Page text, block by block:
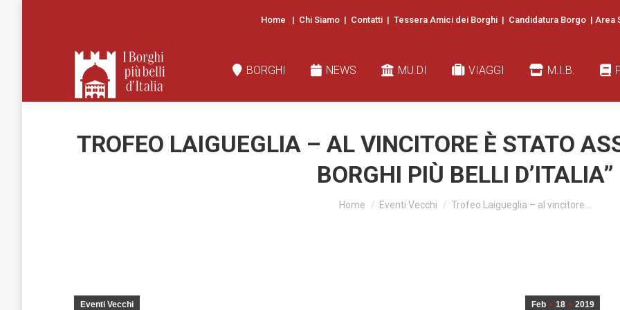
Home | Chi Siamo | Contatti | Tessera Amici dei Borghi | Candidatura Borgo | Area
BORGHI NEWS MU.DI VIAGGI M.I.B.
TROFEO LAIGUEGLIA – AL VINCITORE È STATO
BORGHI PIÙ BELLI D’ITALIA”
You are here:
Home Eventi Vecchi Trofeo Laigueglia – al vincitore…
Feb 18 2019
Eventi Vecchi
NEWS MU.DI VIAGGI M.I.B.